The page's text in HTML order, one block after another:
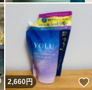
いいね！
2,660円